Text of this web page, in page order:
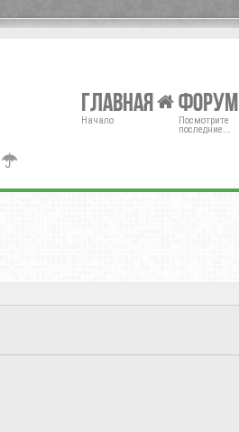
Главная
Начало
Форум
Посмотрите
последние...